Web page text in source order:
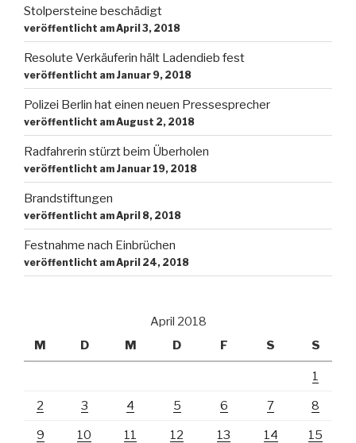
Stolpersteine beschädigt
veröffentlicht am April 3, 2018
Resolute Verkäuferin hält Ladendieb fest
veröffentlicht am Januar 9, 2018
Polizei Berlin hat einen neuen Pressesprecher
veröffentlicht am August 2, 2018
Radfahrerin stürzt beim Überholen
veröffentlicht am Januar 19, 2018
Brandstiftungen
veröffentlicht am April 8, 2018
Festnahme nach Einbrüchen
veröffentlicht am April 24, 2018
April 2018
M
D M D F S S
1
2 3 4 5 6 7 8
9 10 11 12 13 14 15